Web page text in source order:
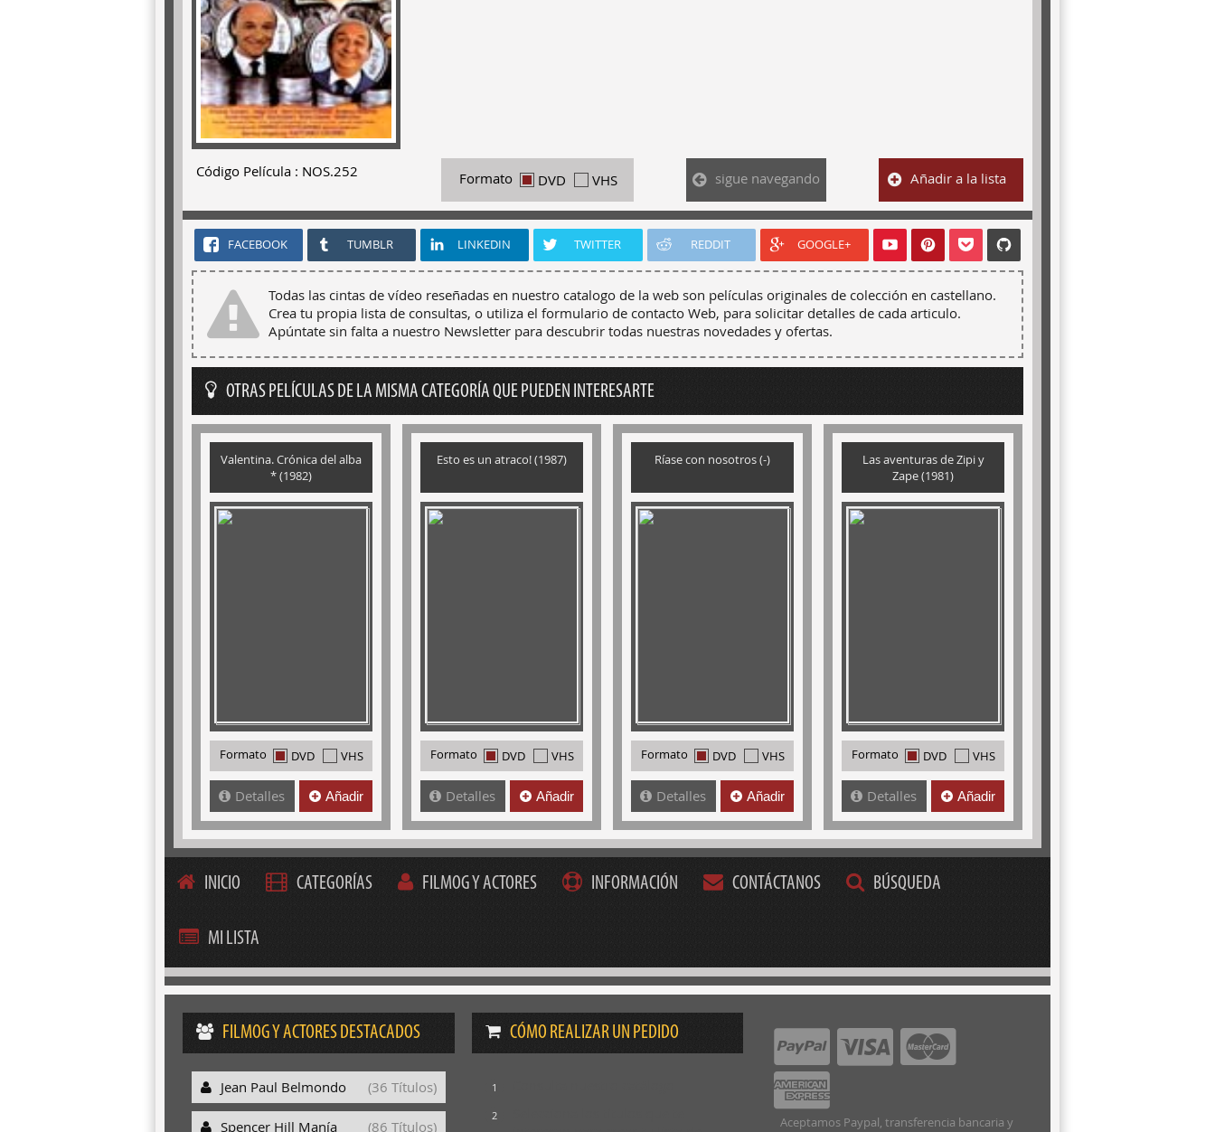
Código Película : NOS.252 Formato DVD VHS sigue navegando Añadir a la lista
FACEBOOK TUMBLR LINKEDIN TWITTER REDDIT GOOGLE+
Todas las cintas de vídeo reseñadas en nuestro catalogo de la web son películas originales de colección en castellano.
Crea tu propia lista de consultas, o utiliza el formulario de contacto Web, para solicitar detalles de cada articulo.
Apúntate sin falta a nuestro Newsletter para descubrir todas nuestras novedades y ofertas.
OTRAS PELÍCULAS DE LA MISMA CATEGORÍA QUE PUEDEN INTERESARTE
Valentina. Crónica del alba
* (1982)
Formato DVD VHS
Detalles Añadir
Esto es un atraco! (1987)
Formato DVD VHS
Detalles Añadir
Ríase con nosotros (-)
Formato DVD VHS
Detalles Añadir
Las aventuras de Zipi y
Zape (1981)
Formato DVD VHS
Detalles Añadir
INICIO CATEGORÍAS FILMOG Y ACTORES INFORMACIÓN CONTÁCTANOS BÚSQUEDA
MI LISTA
FILMOG Y ACTORES DESTACADOS
Jean Paul Belmondo (36 Títulos)
Spencer Hill Manía (86 Títulos)
CÓMO REALIZAR UN PEDIDO
1
2 Aceptamos Paypal, transferencia bancaria y